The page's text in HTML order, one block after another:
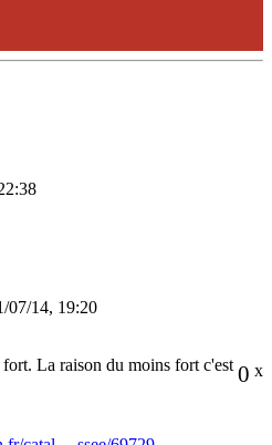
07/14, 19:20
0 x
La raison du moins fort c'est